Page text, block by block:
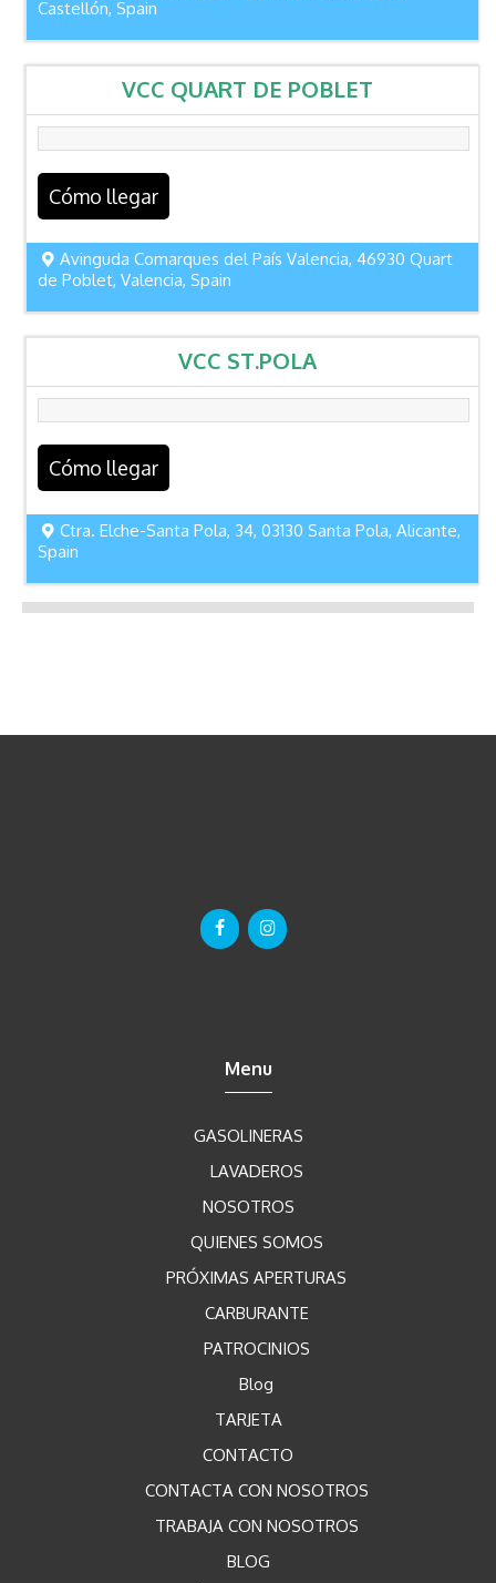
Castellón, Spain
VCC QUART DE POBLET
Cómo llegar
Avinguda Comarques del País Valencia, 46930 Quart
de Poblet, Valencia, Spain
VCC ST.POLA
Cómo llegar
Ctra. Elche-Santa Pola, 34, 03130 Santa Pola, Alicante,
Spain
Menu
GASOLINERAS
LAVADEROS
NOSOTROS
QUIENES SOMOS
PRÓXIMAS APERTURAS
CARBURANTE
PATROCINIOS
Blog
TARJETA
CONTACTO
CONTACTA CON NOSOTROS
TRABAJA CON NOSOTROS
BLOG